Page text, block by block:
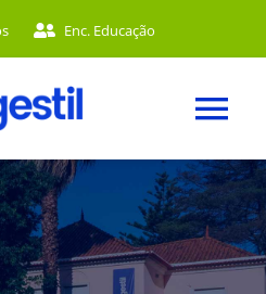
Enc. Educação